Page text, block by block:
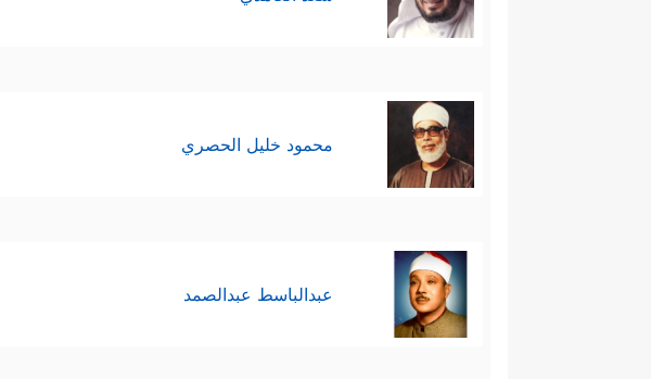
محمود خليل الحصري
عبدالباسط عبدالصمد